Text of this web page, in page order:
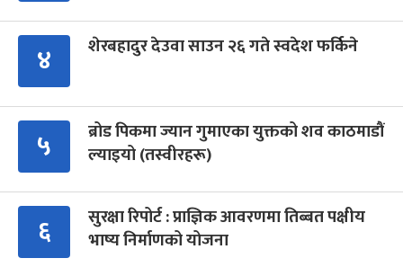
४ शेरबहादुर देउवा साउन २६ गते स्वदेश फर्किने
५
ब्रोड पिकमा ज्यान गुमाएका युक्तको शव काठमाडौं
ल्याइयो (तस्वीरहरू)
६
सुरक्षा रिपोर्ट : प्राज्ञिक आवरणमा तिब्बत पक्षीय
भाष्य निर्माणको योजना